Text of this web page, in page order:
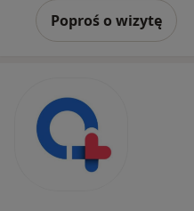
Poproś o wizytę